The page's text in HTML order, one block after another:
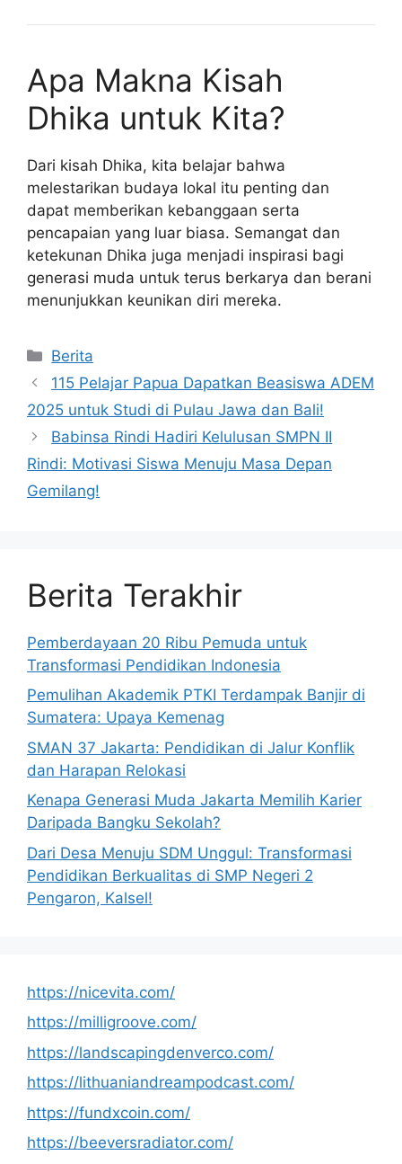
Apa Makna Kisah
Dhika untuk Kita?
Dari kisah Dhika, kita belajar bahwa
melestarikan budaya lokal itu penting dan
dapat memberikan kebanggaan serta
pencapaian yang luar biasa. Semangat dan
ketekunan Dhika juga menjadi inspirasi bagi
generasi muda untuk terus berkarya dan berani
menunjukkan keunikan diri mereka.
Kategori
Berita
115 Pelajar Papua Dapatkan Beasiswa ADEM
2025 untuk Studi di Pulau Jawa dan Bali!
Babinsa Rindi Hadiri Kelulusan SMPN II
Rindi: Motivasi Siswa Menuju Masa Depan
Gemilang!
Berita Terakhir
Pemberdayaan 20 Ribu Pemuda untuk
Transformasi Pendidikan Indonesia
Pemulihan Akademik PTKI Terdampak Banjir di
Sumatera: Upaya Kemenag
SMAN 37 Jakarta: Pendidikan di Jalur Konflik
dan Harapan Relokasi
Kenapa Generasi Muda Jakarta Memilih Karier
Daripada Bangku Sekolah?
Dari Desa Menuju SDM Unggul: Transformasi
Pendidikan Berkualitas di SMP Negeri 2
Pengaron, Kalsel!
https://nicevita.com/
https://milligroove.com/
https://landscapingdenverco.com/
https://lithuaniandreampodcast.com/
https://fundxcoin.com/
https://beeversradiator.com/